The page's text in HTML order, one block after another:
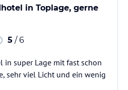
in Toplage, gerne
5 / 6
in super Lage mit fast schon
sehr viel Licht und ein wenig